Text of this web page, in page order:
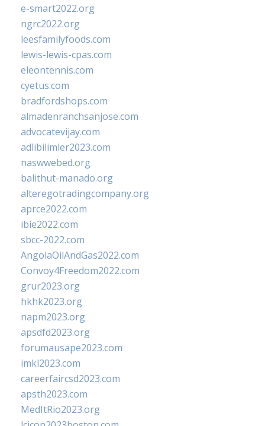
e-smart2022.org
ngrc2022.org
leesfamilyfoods.com
lewis-lewis-cpas.com
eleontennis.com
cyetus.com
bradfordshops.com
almadenranchsanjose.com
advocatevijay.com
adlibilimler2023.com
naswwebed.org
balithut-manado.org
alteregotradingcompany.org
aprce2022.com
ibie2022.com
sbcc-2022.com
AngolaOilAndGas2022.com
Convoy4Freedom2022.com
grur2023.org
hkhk2023.org
napm2023.org
apsdfd2023.org
forumausape2023.com
imkl2023.com
careerfaircsd2023.com
apsth2023.com
MedItRio2023.org